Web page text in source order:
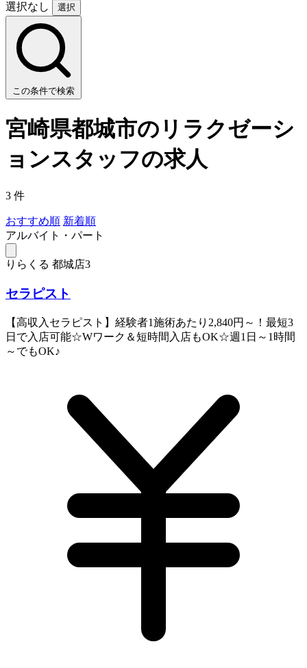
選択なし
選択
この条件で検索
宮崎県都城市のリラクゼーシ
ョンスタッフの求人
3 件
おすすめ順 新着順
アルバイト・パート
りらくる 都城店3
セラピスト
【高収入セラピスト】経験者1施術あたり2,840円～！最短3
日で入店可能☆Wワーク＆短時間入店もOK☆週1日～1時間
～でもOK♪